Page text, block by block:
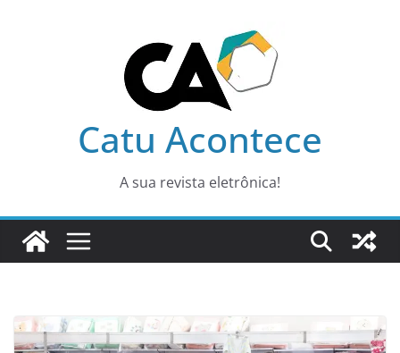
Catu Acontece
A sua revista eletrônica!